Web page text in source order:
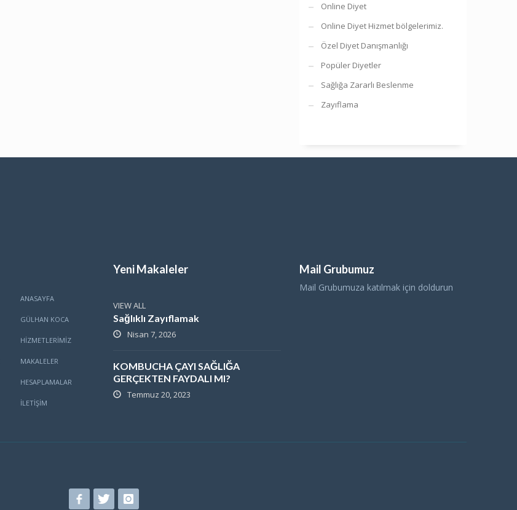
Online Diyet
Online Diyet Hizmet bölgelerimiz.
Özel Diyet Danışmanlığı
Popüler Diyetler
Sağlığa Zararlı Beslenme
Zayıflama
ANASAYFA
GÜLHAN KOCA
HİZMETLERİMİZ
MAKALELER
HESAPLAMALAR
İLETİŞİM
Yeni Makaleler
VIEW ALL
Sağlıklı Zayıflamak
Nisan 7, 2026
KOMBUCHA ÇAYI SAĞLIĞA
GERÇEKTEN FAYDALI MI?
Temmuz 20, 2023
Mail Grubumuz
Mail Grubumuza katılmak için doldurun